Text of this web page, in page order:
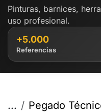
Pinturas, barnices,
uso profesional.
+5.000
Referencias
...
Pegado